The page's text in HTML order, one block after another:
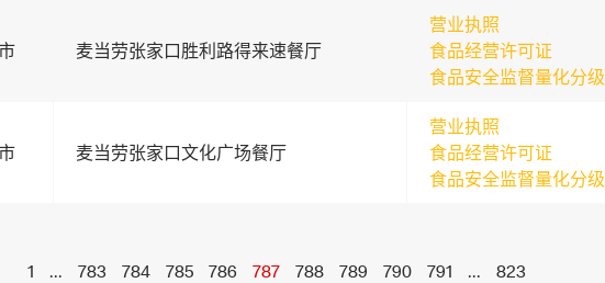
麦当劳张家口胜利路得来速餐厅
营业执照
食品经营许可证
食品安全监督量化分级
麦当劳张家口文化广场餐厅
营业执照
食品经营许可证
食品安全监督量化分级
1 ... 783 784 785 786 787 788 789 790 791 ... 823